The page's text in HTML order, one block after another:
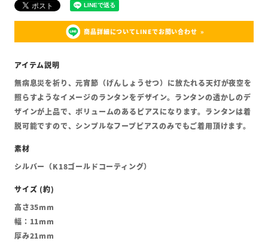
商品詳細についてLINEでお問い合わせ
無病息災を祈り、元宵節（げんしょうせつ）に放たれる天灯が夜空を
照らすようなイメージのランタンをデザイン。ランタンの透かしのデ
ザインが上品で、ボリュームのあるピアスになります。ランタンは着
脱可能ですので、シンプルなフープピアスのみでもご着用頂けます。
シルバー（K18ゴールドコーティング）
高さ35mm
幅：11mm
厚み21mm